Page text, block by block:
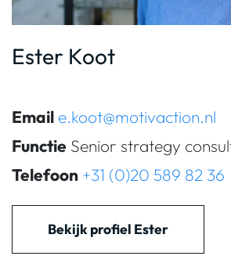
Ester Koot
Email e.koot@motivaction.nl
Functie Senior strategy
Telefoon +31 (0)20 589 82 36
Bekijk profiel Ester